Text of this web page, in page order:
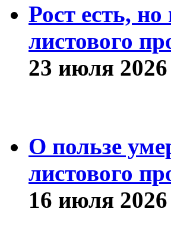
Рост есть,
листового
23 июля 2026
О пользе
листового
16 июля 2026